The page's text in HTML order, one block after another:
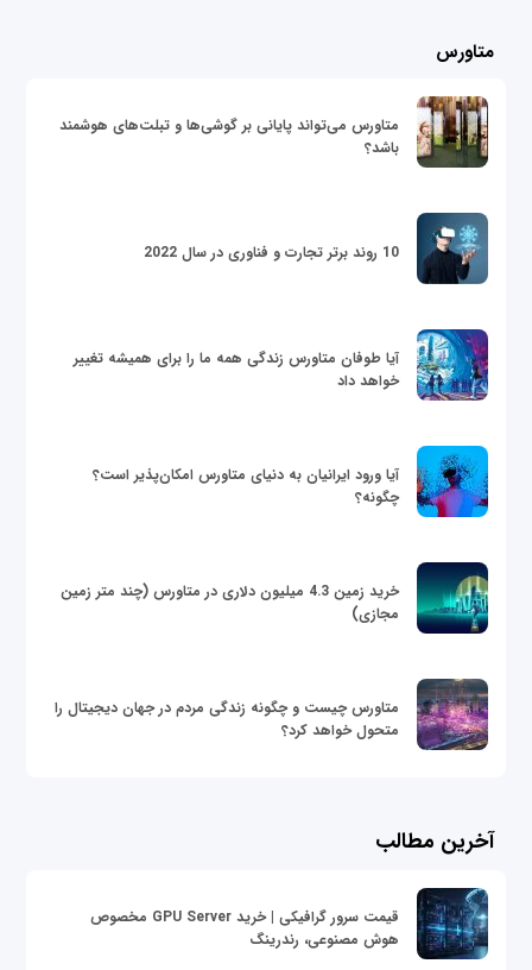
متاورس
متاورس می‌تواند پایانی بر گوشی‌ها و تبلت‌های هوشمند
باشد؟
10 روند برتر تجارت و فناوری در سال 2022
آیا طوفان متاورس زندگی همه ما را برای همیشه تغییر
خواهد داد
آیا ورود ایرانیان به دنیای متاورس امکان‌پذیر است؟
چگونه؟
خرید زمین 4.3 میلیون دلاری در متاورس (چند متر زمین
مجازی)
متاورس چیست و چگونه زندگی مردم در جهان دیجیتال را
متحول خواهد کرد؟
آخرین مطالب
قیمت سرور گرافیکی | خرید GPU Server مخصوص
هوش مصنوعی، رندرینگ